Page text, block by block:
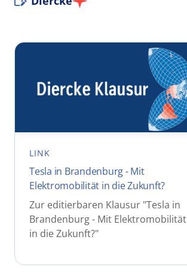
LINK
Tesla in Brandenburg - Mit
Elektromobilität in die Zukunft?
Zur editierbaren Klausur "Tesla in
Brandenburg - Mit Elektromobilität
in die Zukunft?"